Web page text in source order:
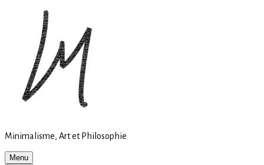
Minimalisme, Art et Philosophie
Menu